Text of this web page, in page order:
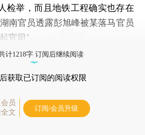
检举，而且地铁工程确实也存在
南官员透露彭旭峰被某落马官员
官司”。
计1218字 订阅后继续阅读
后获取已订阅的阅读权限
员
文
订阅/会员升级